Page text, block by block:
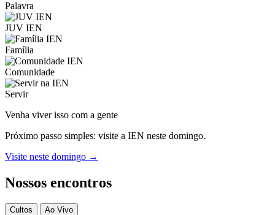
Palavra
JUV IEN
Família
Comunidade
Servir
Venha viver isso com a gente
Próximo passo simples: visite a IEN neste domingo.
Visite neste domingo →
Nossos encontros
Cultos Ao Vivo